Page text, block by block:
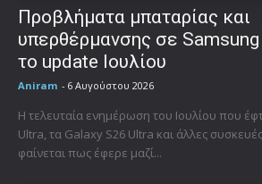
Προβλήματα μπαταρίας και
υπερθέρμανσης σε
το update Ιουλίου
Aniram - 6 Αυγούστου 2026
Η τελευταία ενημέρωση του Ιουλίου που
Ultra, τα Galaxy S26 Ultra και άλλες συσκευές
φαίνεται πως έφερε μαζί...